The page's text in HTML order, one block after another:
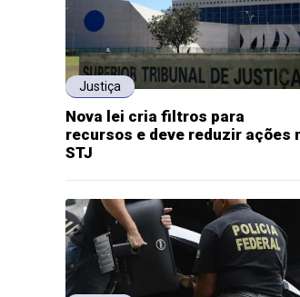
Justiça
Nova lei cria filtros para
recursos e deve reduzir ações
STJ